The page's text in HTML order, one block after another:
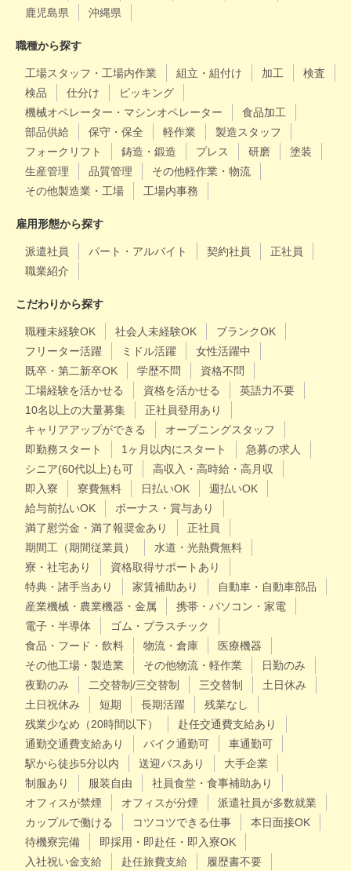
鹿児島県
沖縄県
職種から探す
工場スタッフ・工場内作業 組立・組付け 加工
検査
検品
仕分け
ピッキング
機械オペレーター・マシンオペレーター
食品加工
部品供給
保守・保全 軽作業
製造スタッフ
フォークリフト
鋳造・鍛造 プレス 研磨
塗装
生産管理
品質管理
その他軽作業・物流
その他製造業・工場
工場内事務
雇用形態から探す
派遣社員 パート・アルバイト 契約社員
正社員
職業紹介
こだわりから探す
職種未経験OK 社会人未経験OK
ブランクOK
フリーター活躍
ミドル活躍
女性活躍中
既卒・第二新卒OK
学歴不問
資格不問
工場経験を活かせる
資格を活かせる
英語力不要
10名以上の大量募集
正社員登用あり
キャリアアップができる
オープニングスタッフ
即勤務スタート
1ヶ月以内にスタート
急募の求人
シニア(60代以上)も可
高収入・高時給・高月収
即入寮
寮費無料 日払いOK
週払いOK
給与前払いOK
ボーナス・賞与あり
満了慰労金・満了報奨金あり
正社員
期間工（期間従業員）
水道・光熱費無料
寮・社宅あり
資格取得サポートあり
特典・諸手当あり
家賃補助あり
自動車・自動車部品
産業機械・農業機器・金属
携帯・パソコン・家電
電子・半導体
ゴム・プラスチック
食品・フード・飲料
物流・倉庫
医療機器
その他工場・製造業
その他物流・軽作業
日勤のみ
夜勤のみ
二交替制/三交替制 三交替制
土日休み
土日祝休み
短期 長期活躍
残業なし
残業少なめ（20時間以下）
赴任交通費支給あり
通勤交通費支給あり
バイク通勤可
車通勤可
駅から徒歩5分以内
送迎バスあり
大手企業
制服あり
服装自由
社員食堂・食事補助あり
オフィスが禁煙
オフィスが分煙
派遣社員が多数就業
カップルで働ける
コツコツできる仕事
本日面接OK
待機寮完備
即採用・即赴任・即入寮OK
入社祝い金支給
赴任旅費支給 履歴書不要